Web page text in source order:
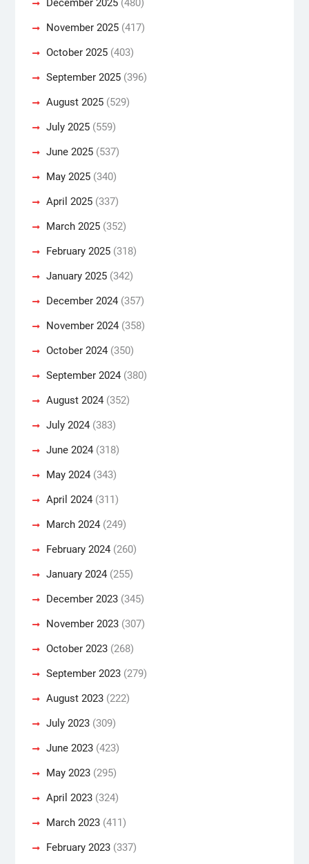
November 2025(417)
October 2025(403)
September 2025(396)
August 2025(529)
July 2025(559)
June 2025(537)
May 2025(340)
April 2025(337)
March 2025(352)
February 2025(318)
January 2025(342)
December 2024(357)
November 2024(358)
October 2024(350)
September 2024(380)
August 2024(352)
July 2024(383)
June 2024(318)
May 2024(343)
April 2024(311)
March 2024(249)
February 2024(260)
January 2024(255)
December 2023(345)
November 2023(307)
October 2023(268)
September 2023(279)
August 2023(222)
July 2023(309)
June 2023(423)
May 2023(295)
April 2023(324)
March 2023(411)
February 2023(337)